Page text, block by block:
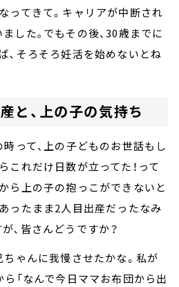
ってきて。キャリアが中断され
した｡でもその後、30歳までに
､そろそろ妊活を始めないとね
と、上の子の気持ち
って、上の子どものお世話もし
これだけ日数が立ってた！って
ら上の子の抱っこができないと
ったまま2人目出産だったなみ
､皆さんどうですか？
ちゃんに我慢させたかな。私が
「なんで今日ママお布団から出